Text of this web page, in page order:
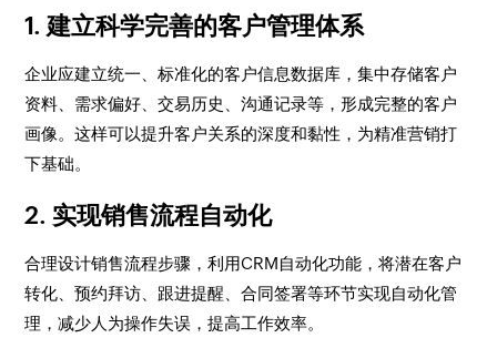
1. 建立科学完善的客户管理体系
企业应建立统一、标准化的客户信息数据库，集中存储客户
资料、需求偏好、交易历史、沟通记录等，形成完整的客户
画像。这样可以提升客户关系的深度和黏性，为精准营销打
下基础。
2. 实现销售流程自动化
合理设计销售流程步骤，利用CRM自动化功能，将潜在客户
转化、预约拜访、跟进提醒、合同签署等环节实现自动化管
理，减少人为操作失误，提高工作效率。